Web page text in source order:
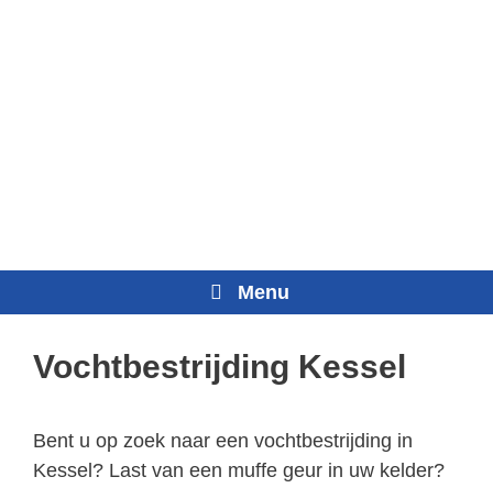
Menu
Vochtbestrijding Kessel
Bent u op zoek naar een vochtbestrijding in
Kessel? Last van een muffe geur in uw kelder?